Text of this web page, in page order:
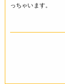
っちゃいます。